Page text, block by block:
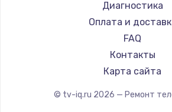
Замена
1600 руб.
Заказать
Ремонт разъема
880 руб.
Hyundai
Doffler
Hiper
Grundig
HITACHI
Диагностика
Оплата и
FAQ
Контакты
Карта сайта
© tv-iq.ru 2026 — Ремонт